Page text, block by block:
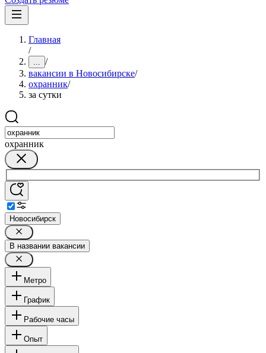
Главная
/
... /
вакансии в Новосибирске/
охранник/
за сутки
охранник
Новосибирск
В названии вакансии
Метро
График
Рабочие часы
Опыт